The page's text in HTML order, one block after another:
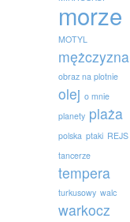
morze
MOTYL
mężczyzna
obraz na plotnie
olej o mnie
planety plaża
polska ptaki REJS
tancerze
tempera
turkusowy walc
warkocz